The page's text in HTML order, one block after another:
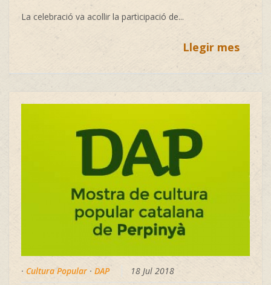
La celebració va acollir la participació de...
Llegir mes
· Cultura Popular · DAP 18 Jul 2018